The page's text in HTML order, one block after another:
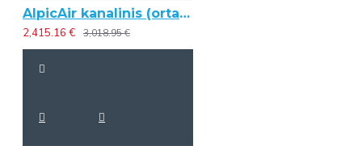
AlpicAir kanalinis (ortakinis) oro kondicionierius PRO III, 10.55/11.72 kW (trifazis)
2,415.16 € 3,018.95 €